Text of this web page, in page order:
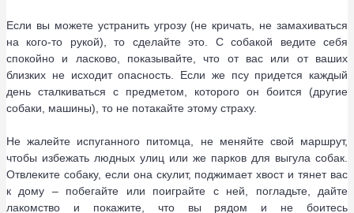
Если вы можете устранить угрозу (не кричать, не замахиваться
на кого-то рукой), то сделайте это. С собакой ведите себя
спокойно и ласково, показывайте, что от вас или от ваших
близких не исходит опасность. Если же псу придется каждый
день сталкиваться с предметом, которого он боится (другие
собаки, машины), то не потакайте этому страху.
Не жалейте испуганного питомца, не меняйте свой маршрут,
чтобы избежать людных улиц или же парков для выгула собак.
Отвлеките собаку, если она скулит, поджимает хвост и тянет вас
к дому – побегайте или поиграйте с ней, погладьте, дайте
лакомство и покажите, что вы рядом и не боитесь